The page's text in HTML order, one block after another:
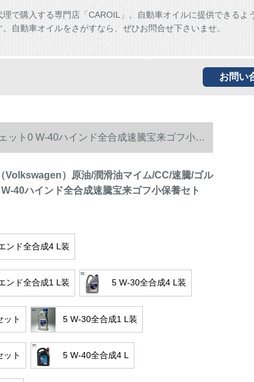
理で購入する専門店「CAROIL」。自動車オイルに提供できるよ
自動車オイルをさがすなら、ぜひお問合せ下さいませ。
お問い
ット0 W-40ハインド全合成速騰宝来ゴフ小保
Volkswagen）原油/潤滑油マイム/CC/速騰/ゴル
40ハインド全合成速騰宝来ゴフ小保養セト
ンド全合成4 L装
ンド全合成1 L装 5 W-30全合成4 L装
ット 5 W-30全合成1 L装
ット 5 W-40全合成4 L